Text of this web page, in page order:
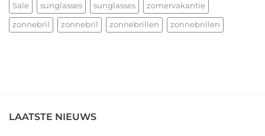
Sale sunglasses sunglasses zomervakantie
zonnebril zonnebril zonnebrillen zonnebrillen
LAATSTE NIEUWS